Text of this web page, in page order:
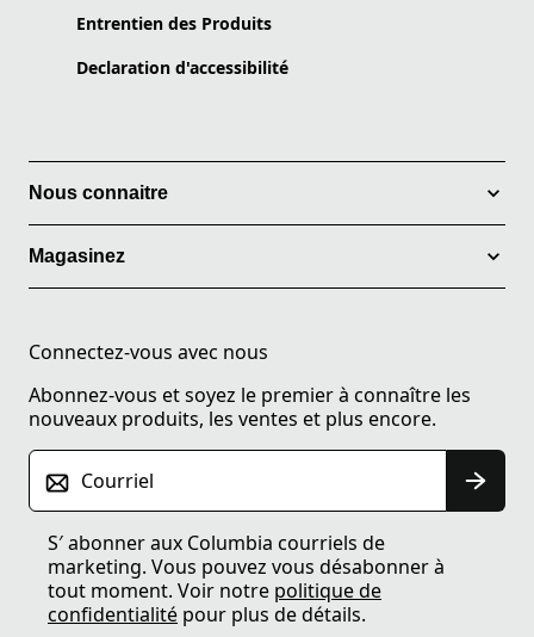
Entrentien des Produits
Declaration d'accessibilité
Nous connaitre
Magasinez
Connectez-vous avec nous
Abonnez-vous et soyez le premier à connaître les
nouveaux produits, les ventes et plus encore.
Courriel
S′ abonner aux Columbia courriels de
marketing. Vous pouvez vous désabonner à
tout moment. Voir notre politique de
confidentialité pour plus de détails.